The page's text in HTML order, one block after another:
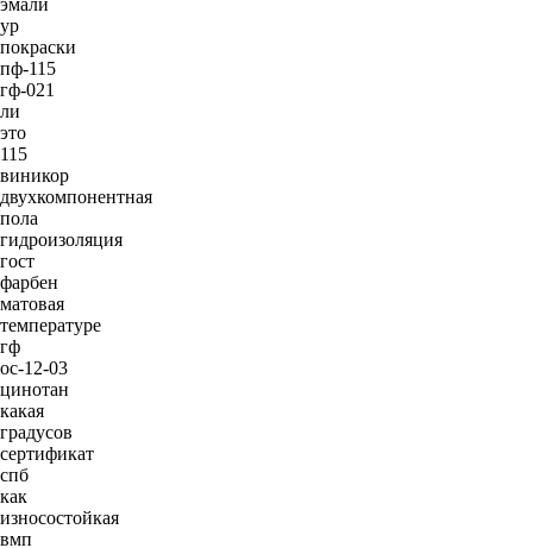
эмали
ур
покраски
пф-115
гф-021
ли
это
115
виникор
двухкомпонентная
пола
гидроизоляция
гост
фарбен
матовая
температуре
гф
ос-12-03
цинотан
какая
градусов
сертификат
спб
как
износостойкая
вмп